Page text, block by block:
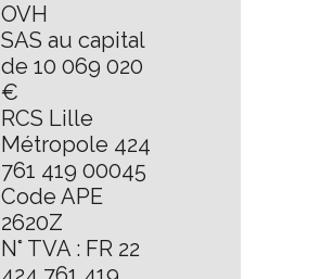
OVH
SAS au capital
de 10 069 020
€
RCS Lille
Métropole 424
761 419 00045
Code APE
2620Z
N° TVA : FR 22